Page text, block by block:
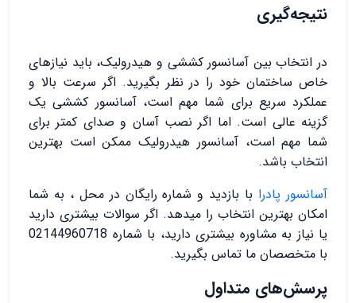
نتیجه‌گیری
در انتخاب بین آسانسور کششی و هیدرولیک، باید نیازهای
خاص ساختمان خود را در نظر بگیرید. اگر سرعت بالا و
عملکرد سریع برای شما مهم است، آسانسور کششی یک
گزینه عالی است. اما اگر نصب آسان و صدای کمتر برای
شما مهم است، آسانسور هیدرولیک ممکن است بهترین
انتخاب باشد.
آسانسور پادرا با بازدید و شماره رایگان در محل ، به شما
امکان بهترین انتخاب را میدهد. اگر سوالات بیشتری دارید
یا نیاز به مشاوره بیشتری دارید، با شماره 02144960718
با متخصصان ما تماس بگیرید.
پرسش‌های متداول